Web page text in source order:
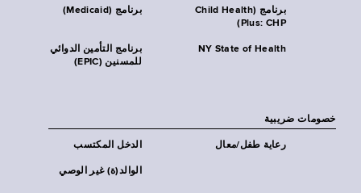
برنامج (Medicaid)
برنامج (Child Health
Plus: CHP)
برنامج التأمين الدوائي
للمسنين (EPIC)
NY State of Health
خصومات ضريبية
الدخل المكتسب رعاية طفل/معال
الوالد(ة) غير الوصي